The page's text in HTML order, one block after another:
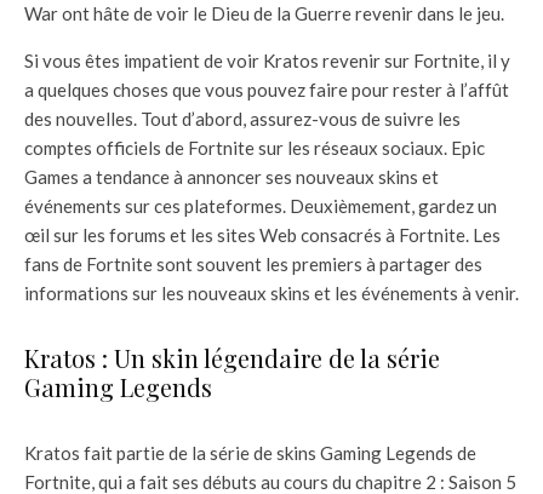
War ont hâte de voir le Dieu de la Guerre revenir dans le jeu.
Si vous êtes impatient de voir Kratos revenir sur Fortnite, il y
a quelques choses que vous pouvez faire pour rester à l’affût
des nouvelles. Tout d’abord, assurez-vous de suivre les
comptes officiels de Fortnite sur les réseaux sociaux. Epic
Games a tendance à annoncer ses nouveaux skins et
événements sur ces plateformes. Deuxièmement, gardez un
œil sur les forums et les sites Web consacrés à Fortnite. Les
fans de Fortnite sont souvent les premiers à partager des
informations sur les nouveaux skins et les événements à venir.
Kratos : Un skin légendaire de la série
Gaming Legends
Kratos fait partie de la série de skins Gaming Legends de
Fortnite, qui a fait ses débuts au cours du chapitre 2 : Saison 5